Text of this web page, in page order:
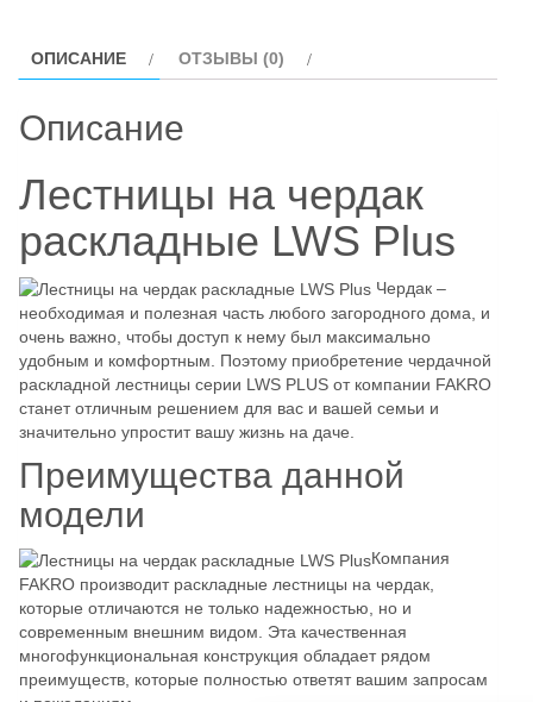
Plus
ОПИСАНИЕ ОТЗЫВЫ (0)
Описание
Лестницы на чердак
раскладные LWS Plus
Чердак –
необходимая и полезная часть любого загородного дома, и
очень важно, чтобы доступ к нему был максимально
удобным и комфортным. Поэтому приобретение чердачной
раскладной лестницы серии LWS PLUS от компании FAKRO
станет отличным решением для вас и вашей семьи и
значительно упростит вашу жизнь на даче.
Преимущества данной
модели
Компания
FAKRO производит раскладные лестницы на чердак,
которые отличаются не только надежностью, но и
современным внешним видом. Эта качественная
многофункциональная конструкция обладает рядом
преимуществ, которые полностью ответят вашим запросам